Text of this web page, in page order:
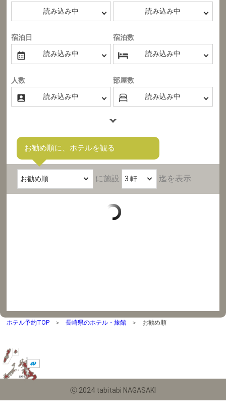
宿泊日 宿泊数
人数 部屋数
お勧め順に、ホテルを観る
に施設 迄を表示
ホテル予約TOP 長崎県のホテル・旅館 お勧め順
ⓒ 2024 tabitabi NAGASAKI